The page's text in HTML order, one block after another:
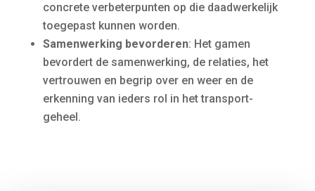
concrete verbeterpunten op die daadwerkelijk
toegepast kunnen worden.
Samenwerking bevorderen: Het gamen
bevordert de samenwerking, de relaties, het
vertrouwen en begrip over en weer en de
erkenning van ieders rol in het transport-
geheel.